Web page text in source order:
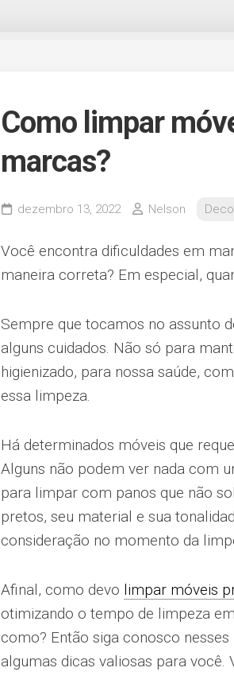
Como limpar
marcas?
dezembro 13, 2022 Nelson
Você encontra dificuldades em
maneira correta? Em especial,
Sempre que tocamos no assunto
alguns cuidados. Não só para
higienizado, para nossa saúde,
essa limpeza.
Há determinados móveis que
Alguns não podem ver nada com
para limpar com panos que não
pretos, seu material e sua
consideração no momento da
Afinal, como devo limpar móveis
otimizando o tempo de limpeza
como? Então siga conosco
algumas dicas valiosas para você.